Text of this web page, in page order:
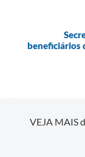
beneficiários
VEJA MAIS